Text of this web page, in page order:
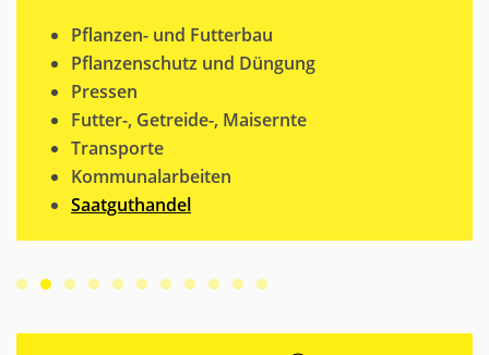
Pflanzen- und Futterbau
Pflanzenschutz und Düngung
Pressen
Futter-, Getreide-, Maisernte
Transporte
Kommunalarbeiten
Saatguthandel